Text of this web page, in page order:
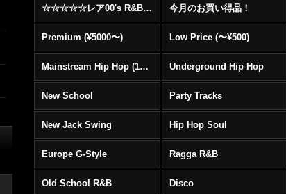
☆☆☆☆☆レア00's R&B Promo Only盤特集！！☆☆☆☆☆ 今月のお買い得品！
Premium (¥5000〜) Low Price (〜¥500)
Mainstream Hip Hop (1990〜1999) Underground Hip Hop
New School Party Tracks
New Jack Swing Hip Hop Soul
Europe G-Style Ragga R&B
Old School R&B Disco